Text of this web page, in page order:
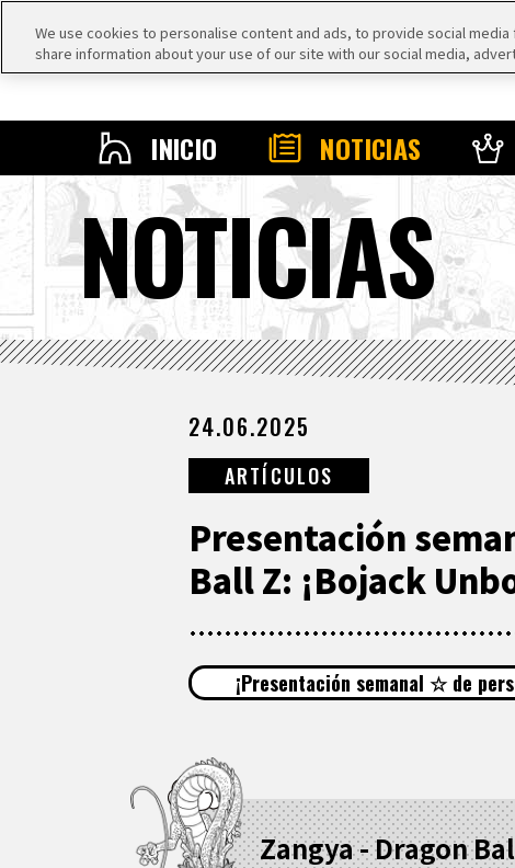
INICIO NOTICIAS
NOTICIAS
24.06.2025
ARTÍCULOS
Presentación
Ball Z: ¡Bojack
¡Presentación semanal ☆ de
Zangya - Dragon
We use cookies to personalise content and ads, to provide social
share information about your use of our site with our social media,